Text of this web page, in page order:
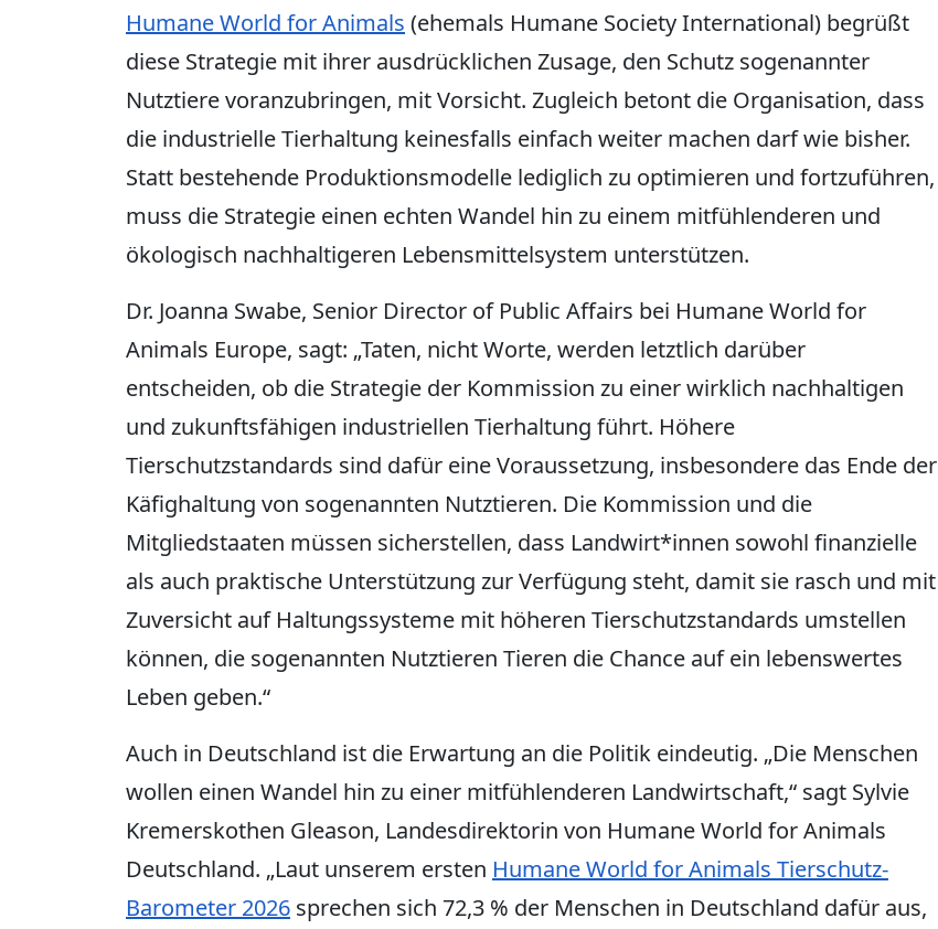
Humane World for Animals (ehemals Humane Society International) begrüßt
diese Strategie mit ihrer ausdrücklichen Zusage, den Schutz sogenannter
Nutztiere voranzubringen, mit Vorsicht. Zugleich betont die Organisation, dass
die industrielle Tierhaltung keinesfalls einfach weiter machen darf wie bisher.
Statt bestehende Produktionsmodelle lediglich zu optimieren und fortzuführen,
muss die Strategie einen echten Wandel hin zu einem mitfühlenderen und
ökologisch nachhaltigeren Lebensmittelsystem unterstützen.
Dr. Joanna Swabe, Senior Director of Public Affairs bei Humane World for
Animals Europe, sagt: „Taten, nicht Worte, werden letztlich darüber
entscheiden, ob die Strategie der Kommission zu einer wirklich nachhaltigen
und zukunftsfähigen industriellen Tierhaltung führt. Höhere
Tierschutzstandards sind dafür eine Voraussetzung, insbesondere das Ende der
Käfighaltung von sogenannten Nutztieren. Die Kommission und die
Mitgliedstaaten müssen sicherstellen, dass Landwirt*innen sowohl finanzielle
als auch praktische Unterstützung zur Verfügung steht, damit sie rasch und mit
Zuversicht auf Haltungssysteme mit höheren Tierschutzstandards umstellen
können, die sogenannten Nutztieren Tieren die Chance auf ein lebenswertes
Leben geben.“
Auch in Deutschland ist die Erwartung an die Politik eindeutig. „Die Menschen
wollen einen Wandel hin zu einer mitfühlenderen Landwirtschaft,“ sagt Sylvie
Kremerskothen Gleason, Landesdirektorin von Humane World for Animals
Deutschland. „Laut unserem ersten Humane World for Animals Tierschutz-
Barometer 2026 sprechen sich 72,3 % der Menschen in Deutschland dafür aus,